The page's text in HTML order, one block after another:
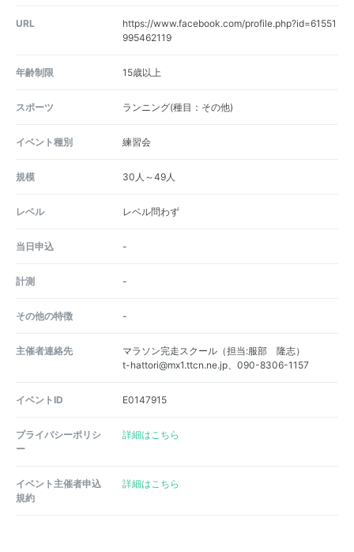
URL
https://www.facebook.com/profile.php?id=61551
995462119
年齢制限 15歳以上
スポーツ ランニング(種目：その他)
イベント種別 練習会
規模 30人～49人
レベル レベル問わず
当日申込 -
計測 -
その他の特徴 -
主催者連絡先
マラソン完走スクール（担当:服部 隆志）
t-hattori@mx1.ttcn.ne.jp、090-8306-1157
イベントID E0147915
プライバシーポリシ
ー
詳細はこちら
イベント主催者申込
規約
詳細はこちら